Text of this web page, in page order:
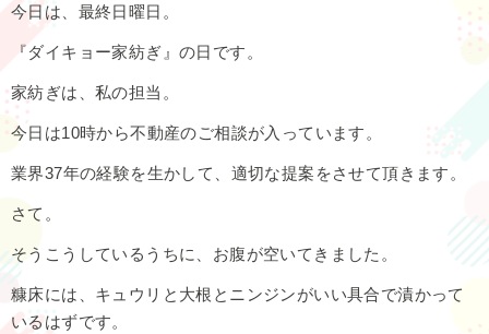
今日は、最終日曜日。
『ダイキョー家紡ぎ』の日です。
家紡ぎは、私の担当。
今日は10時から不動産のご相談が入っています。
業界37年の経験を生かして、適切な提案をさせて頂きます。
さて。
そうこうしているうちに、お腹が空いてきました。
糠床には、キュウリと大根とニンジンがいい具合で漬かって
いるはずです。